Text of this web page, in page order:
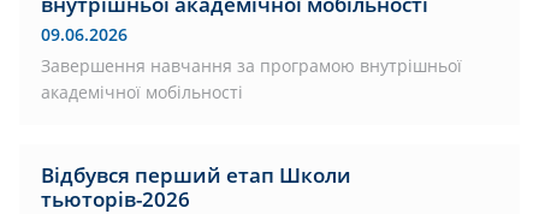
09.06.2026
Завершення навчання за програмою внутрішньої
академічної мобільності
Відбувся перший етап Школи
тьюторів-2026